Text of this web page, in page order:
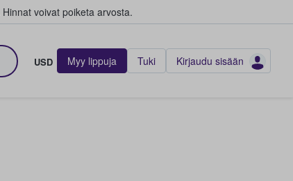
Hinnat voivat poiketa arvosta.
USD Myy lippuja Tuki Kirjaudu sisään